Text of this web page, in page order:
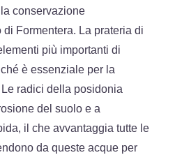
conservazione
di Formentera. La prateria di
più importanti di
è essenziale per la
radici della posidonia
del suolo e a
il che avvantaggia tutte le
da queste acque per